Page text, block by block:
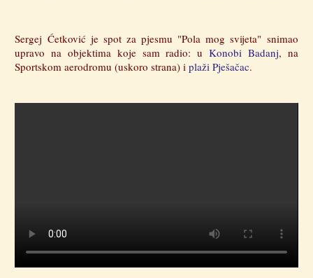
Sergej Ćetković je spot za pjesmu "Pola mog svijeta" snimao
upravo na objektima koje sam radio: u Konobi Badanj, na
Sportskom aerodromu (uskoro strana) iplaži Pješačac.